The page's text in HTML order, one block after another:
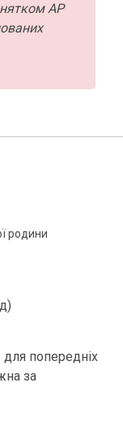
АР
родини
попередніх
за